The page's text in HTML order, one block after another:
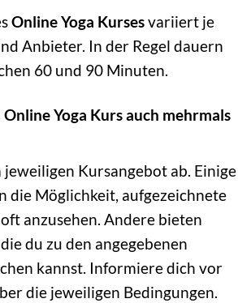
Online Yoga Kursesvariiert je
Anbieter. In der Regel dauern
60 und 90 Minuten.
Yoga Kurs auch mehrmals
jeweiligen Kursangebot ab. Einige
die Möglichkeit, aufgezeichnete
anzusehen. Andere bieten
du zu den angegebenen
kannst. Informiere dich vor
die jeweiligen Bedingungen.